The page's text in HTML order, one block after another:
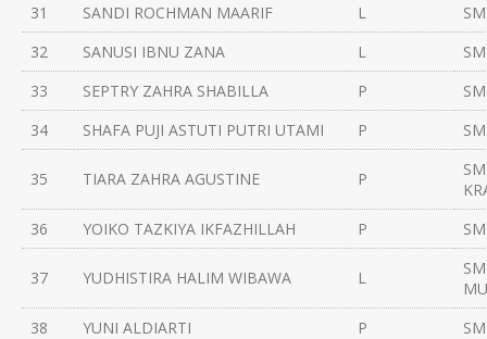
31
SANDI ROCHMAN MAARIF L
32
SANUSI IBNU ZANA L
33
SEPTRY ZAHRA SHABILLA P
34
SHAFA PUJI ASTUTI PUTRI UTAMI P
35 TIARA ZAHRA AGUSTINE P
36
YOIKO TAZKIYA IKFAZHILLAH P
37 YUDHISTIRA HALIM WIBAWA L
38
YUNI ALDIARTI P